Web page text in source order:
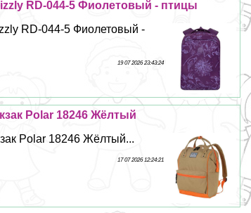
RD-044-5 Фиолетовый - птицы
RD-044-5 Фиолетовый -
19 07 2026 23:43:24
Polar 18246 Жёлтый
Polar 18246 Жёлтый...
17 07 2026 12:24:21